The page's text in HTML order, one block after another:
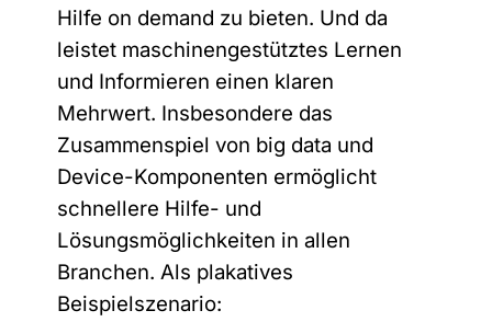
Hilfe on demand zu bieten. Und da
leistet maschinengestütztes Lernen
und Informieren einen klaren
Mehrwert. Insbesondere das
Zusammenspiel von big data und
Device-Komponenten ermöglicht
schnellere Hilfe- und
Lösungsmöglichkeiten in allen
Branchen. Als plakatives
Beispielszenario: